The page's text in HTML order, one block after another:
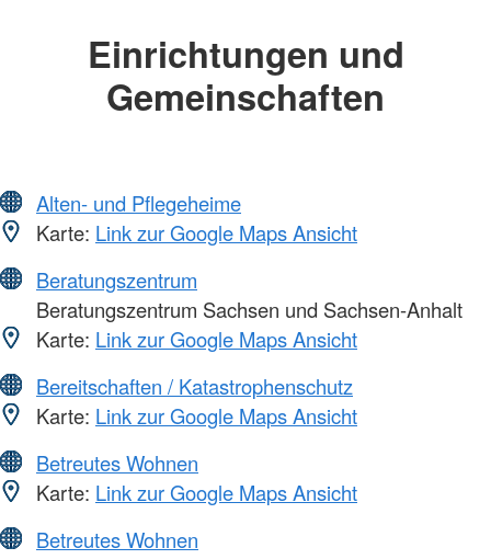
Einrichtungen und
Gemeinschaften
Alten- und Pflegeheime
Karte: Link zur Google Maps Ansicht
Beratungszentrum
Beratungszentrum Sachsen und Sachsen-Anhalt
Karte: Link zur Google Maps Ansicht
Bereitschaften / Katastrophenschutz
Karte: Link zur Google Maps Ansicht
Betreutes Wohnen
Karte: Link zur Google Maps Ansicht
Betreutes Wohnen